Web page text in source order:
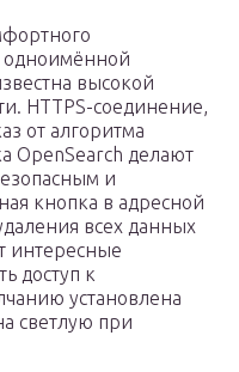
одноимённой
высокой
HTTPS-соединение,
от алгоритма
OpenSearch делают
и
кнопка в адресной
всех данных
интересные
доступ к
установлена
светлую при